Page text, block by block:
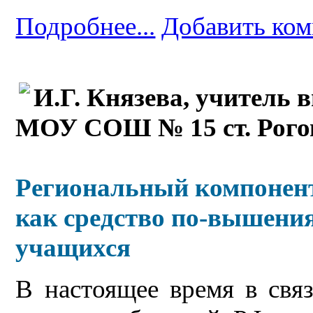
Подробнее... Добавить
И.Г. Князева, учитель
МОУ СОШ № 15 ст.
Региональный
как средство по-
учащихся
В настоящее время в